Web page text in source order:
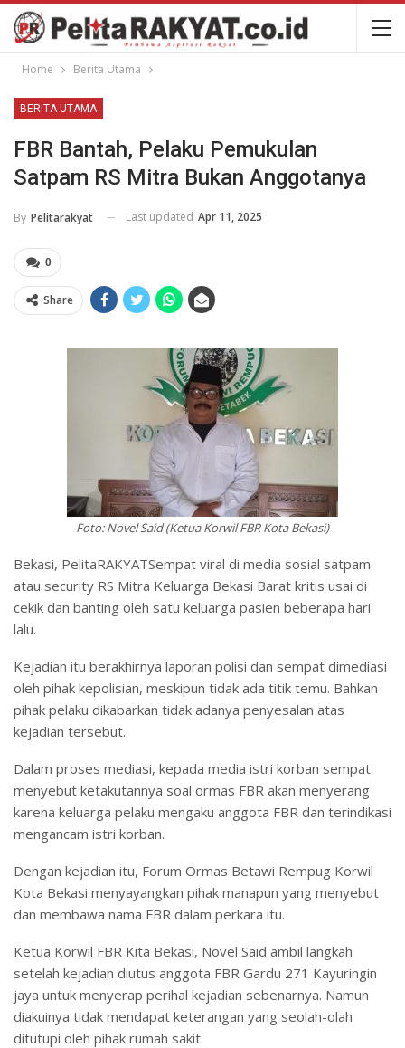
Home Berita Utama
BERITA UTAMA
FBR Bantah, Pelaku Pemukulan
Satpam RS Mitra Bukan Anggotanya
By Pelitarakyat Last updated Apr 11, 2025
0
Share
Foto: Novel Said (Ketua Korwil FBR Kota Bekasi)
Bekasi, PelitaRAKYATSempat viral di media sosial satpam
atau security RS Mitra Keluarga Bekasi Barat kritis usai di
cekik dan banting oleh satu keluarga pasien beberapa hari
lalu.
Kejadian itu berakhirnya laporan polisi dan sempat dimediasi
oleh pihak kepolisian, meskipun tidak ada titik temu. Bahkan
pihak pelaku dikabarkan tidak adanya penyesalan atas
kejadian tersebut.
Dalam proses mediasi, kepada media istri korban sempat
menyebut ketakutannya soal ormas FBR akan menyerang
karena keluarga pelaku mengaku anggota FBR dan terindikasi
mengancam istri korban.
Dengan kejadian itu, Forum Ormas Betawi Rempug Korwil
Kota Bekasi menyayangkan pihak manapun yang menyebut
dan membawa nama FBR dalam perkara itu.
Ketua Korwil FBR Kita Bekasi, Novel Said ambil langkah
setelah kejadian diutus anggota FBR Gardu 271 Kayuringin
jaya untuk menyerap perihal kejadian sebenarnya. Namun
diakuinya tidak mendapat keterangan yang seolah-olah
ditutupi oleh pihak rumah sakit.